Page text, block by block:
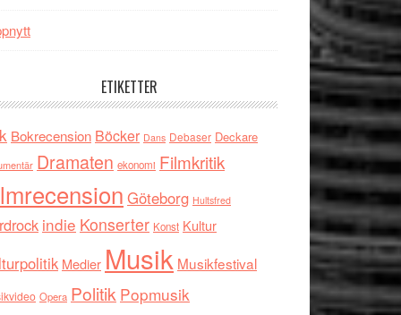
ETIKETTER
Bokrecension Böcker Dans Debaser Deckare
Dramaten ekonomi Filmkritik
Göteborg Hultsfred
indie Konserter Konst Kultur
Medier Musik Musikfestival
Opera Politik Popmusik